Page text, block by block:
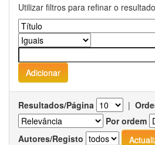
Utilizar filtros para refinar o
Resultados/Página |
Por ordem
Autores/Registo